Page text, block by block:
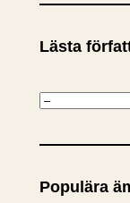
Lästa
K
t
g
Populära